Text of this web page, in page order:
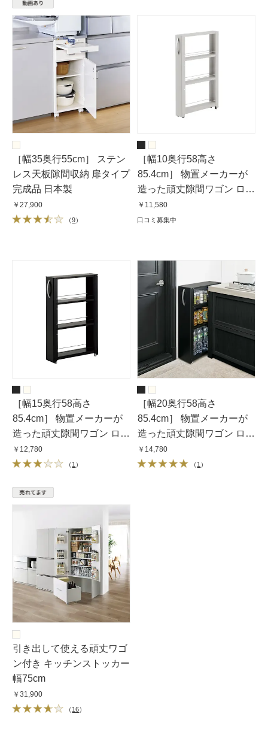
［幅35奥行55cm］ ステン
レス天板隙間収納 扉タイプ
完成品 日本製
￥27,900
（9）
［幅10奥行58高さ
85.4cm］ 物置メーカーが
造った頑丈隙間ワゴン ロー
タイプ
￥11,580
口コミ募集中
［幅15奥行58高さ
85.4cm］ 物置メーカーが
造った頑丈隙間ワゴン ロー
タイプ
￥12,780
（ 1 ）
［幅20奥行58高さ
85.4cm］ 物置メーカーが
造った頑丈隙間ワゴン ロー
タイプ
￥14,780
（ 1 ）
引き出して使える頑丈ワゴ
ン付き キッチンストッカー
幅75cm
￥31,900
（ 16）